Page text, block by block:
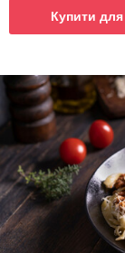
Купити